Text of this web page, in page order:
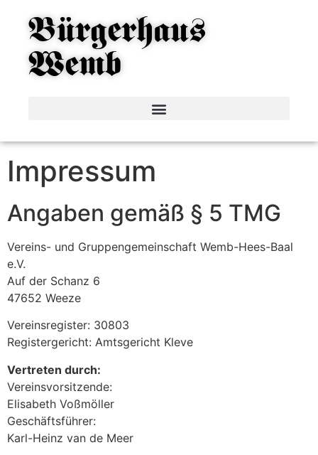
Bürgerhaus
Wemb
Impressum
Angaben gemäß § 5 TMG
Vereins- und Gruppengemeinschaft Wemb-Hees-Baal
e.V.
Auf der Schanz 6
47652 Weeze
Vereinsregister: 30803
Registergericht: Amtsgericht Kleve
Vertreten durch:
Vereinsvorsitzende:
Elisabeth Voßmöller
Geschäftsführer:
Karl-Heinz van de Meer